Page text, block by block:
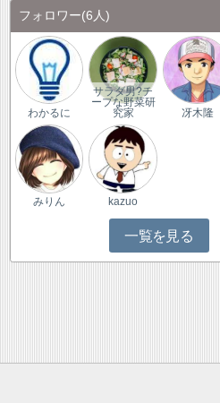
フォロワー(6人)
わかるに
サラダ男?チ
ープな野菜研
究家
冴木隆
みりん kazuo
一覧を見る